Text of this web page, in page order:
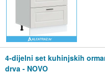
4-dijelni set kuhinjskih
drva - NOVO